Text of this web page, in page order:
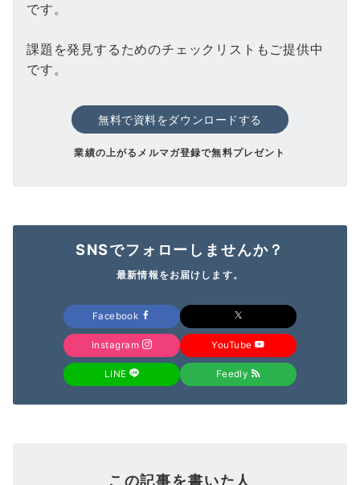
です。
課題を発見するためのチェックリストもご提供中
です。
無料で資料をダウンロードする
業績の上がるメルマガ登録で無料プレゼント
SNSでフォローしませんか？
最新情報をお届けします。
Facebook
Instagram YouTube
LINE Feedly
この記事を書いた人